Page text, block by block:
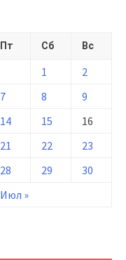
Пт Сб Вс
Июл »
1
2
7 8
9
14 15
16
21 22
23
28 29 30